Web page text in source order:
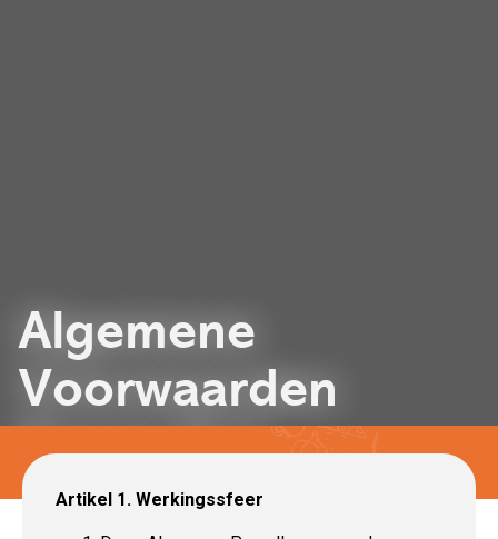
Algemene
Voorwaarden
Barrie B.V.
Artikel 1. Werkingssfeer